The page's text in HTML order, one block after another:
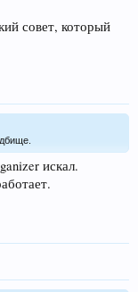
совет, который
искал.